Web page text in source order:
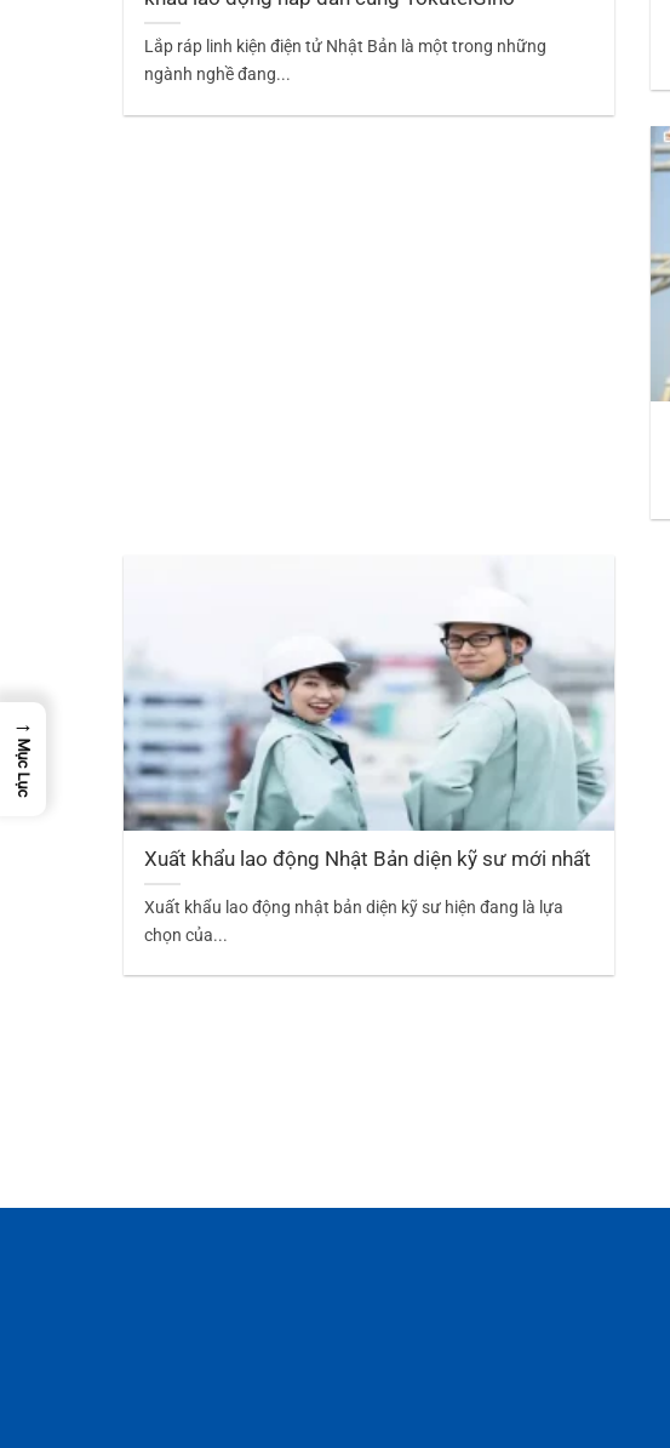
Lắp ráp linh kiện điện tử Nhật Bản là một trong những
ngành nghề đang...
Xuất khẩu lao động Nhật Bản diện kỹ sư mới nhất
Xuất khẩu lao động nhật bản diện kỹ sư hiện đang là lựa
chọn của...
→
Mục Lục